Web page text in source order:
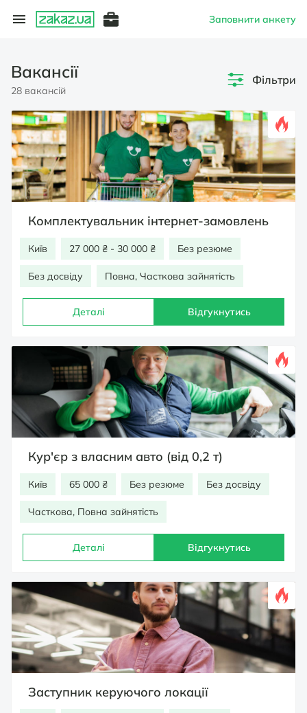
Заповнити анкету
Вакансії
28 вакансій
Фільтри
Комплектувальник інтернет-замовлень
Київ 27 000 ₴ - 30 000 ₴ Без резюме
Без досвіду Повна, Часткова зайнятість
Деталі Відгукнутись
Кур'єр з власним авто (від 0,2 т)
Київ 65 000 ₴ Без резюме Без досвіду
Часткова, Повна зайнятість
Деталі Відгукнутись
Заступник керуючого локації